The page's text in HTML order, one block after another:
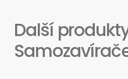
Další